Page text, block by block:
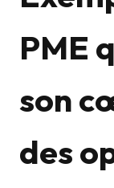
PME
son
des